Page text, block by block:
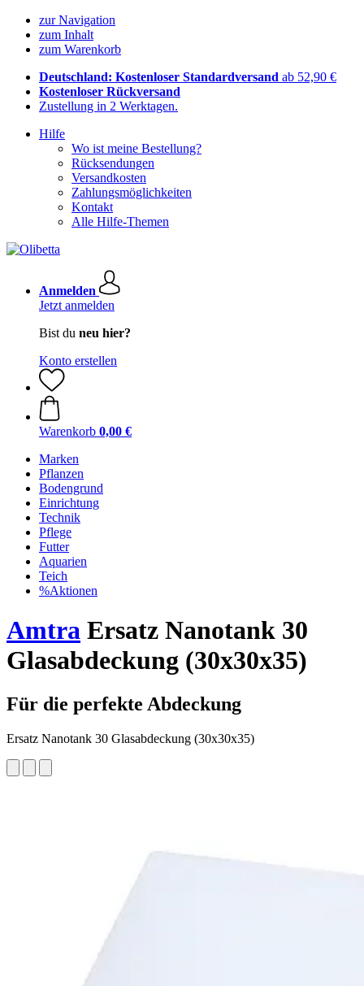
zur Navigation
zum Inhalt
zum Warenkorb
Deutschland: Kostenloser Standardversand ab 52,90 €
Kostenloser Rückversand
Zustellung in 2 Werktagen.
Hilfe
Wo ist meine Bestellung?
Rücksendungen
Versandkosten
Zahlungsmöglichkeiten
Kontakt
Alle Hilfe-Themen
Anmelden
Jetzt anmelden
Bist du neu hier?
Konto erstellen
Warenkorb 0,00 €
Marken
Pflanzen
Bodengrund
Einrichtung
Technik
Pflege
Futter
Aquarien
Teich
%Aktionen
Amtra Ersatz Nanotank 30
Glasabdeckung (30x30x35)
Für die perfekte Abdeckung
Ersatz Nanotank 30 Glasabdeckung (30x30x35)